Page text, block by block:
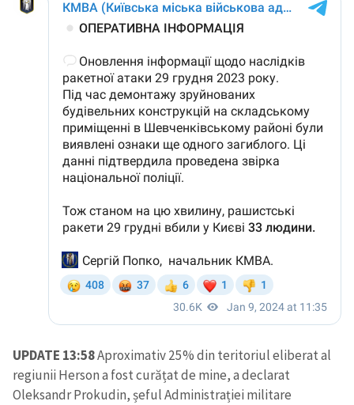
UPDATE 13:58Aproximativ 25% din teritoriul eliberat al
regiunii Herson a fost curățat de mine, a declarat
Oleksandr Prokudin, șeful Administrației militare